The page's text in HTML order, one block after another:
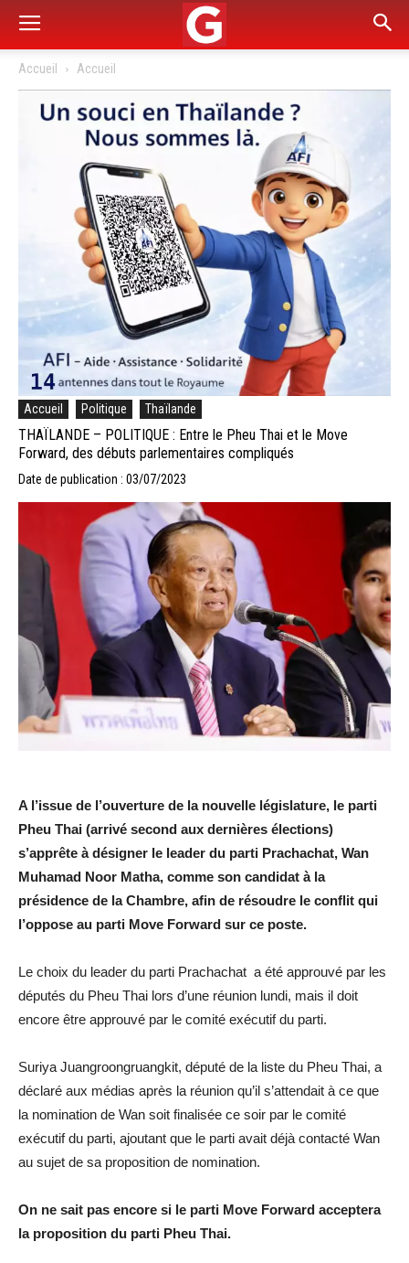
Accueil Accueil
Accueil Politique Thaïlande
THAÏLANDE – POLITIQUE : Entre le Pheu Thai et le Move
Forward, des débuts parlementaires compliqués
Date de publication : 03/07/2023
A l’issue de l’ouverture de la nouvelle législature, le parti
Pheu Thai (arrivé second aux dernières élections)
s’apprête à désigner le leader du parti Prachachat, Wan
Muhamad Noor Matha, comme son candidat à la
présidence de la Chambre, afin de résoudre le conflit qui
l’oppose au parti Move Forward sur ce poste.
Le choix du leader du parti Prachachat a été approuvé par les
députés du Pheu Thai lors d’une réunion lundi, mais il doit
encore être approuvé par le comité exécutif du parti.
Suriya Juangroongruangkit, député de la liste du Pheu Thai, a
déclaré aux médias après la réunion qu’il s’attendait à ce que
la nomination de Wan soit finalisée ce soir par le comité
exécutif du parti, ajoutant que le parti avait déjà contacté Wan
au sujet de sa proposition de nomination.
On ne sait pas encore si le parti Move Forward acceptera
la proposition du parti Pheu Thai.